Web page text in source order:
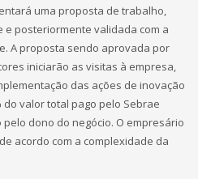
uma proposta de trabalho,
e posteriormente validada com a
A proposta sendo aprovada por
iniciarão as visitas à empresa,
das ações de inovação
do valor total pago pelo Sebrae
dono do negócio. O empresário
acordo com a complexidade da